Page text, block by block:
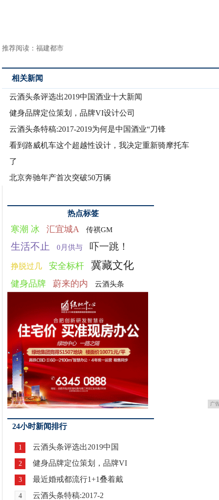
推荐阅读：福建都市
相关新闻
云酒头条评选出2019中国酒业十大新闻
健身品牌定位策划，品牌VI设计公司
云酒头条特稿:2017-2019为何是中国酒业“刀锋
看到路威机车这个超越性设计，我决定重新骑摩托车
了
北京奔驰年产首次突破50万辆
热点标签
寒潮 冰 汇宜城A 传祺GM
生活不止 0月供与 吓一跳！
挣脱过几 安全标杆 冀藏文化
健身品牌 蔚来的内 云酒头条
广
24小时新闻排行
1 云酒头条评选出2019中国
2 健身品牌定位策划，品牌VI
3 最近婚戒都流行1+1叠着戴
4 云酒头条特稿:2017-2